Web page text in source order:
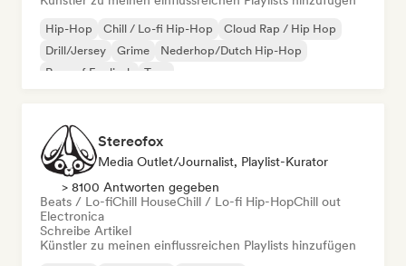
Hip-Hop Chill / Lo-fi Hip-Hop
Cloud Rap / Hip Hop
Drill/Jersey
Grime
Nederhop/Dutch Hip-Hop
Rap auf Englisch
Trap
Stereofox
Media Outlet/Journalist, Playlist-Kurator
> 8100 Antworten gegeben
Beats / Lo-fiChill HouseChill / Lo-fi Hip-HopChill out
Electronica
Schreibe Artikel
Künstler zu meinen einflussreichen Playlists hinzufügen